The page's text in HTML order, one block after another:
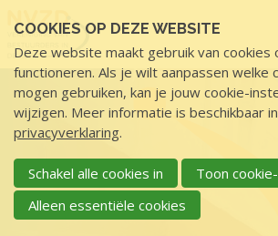
links
over
S
p
r
n
g
n
COOKIES OP DEZE WEBSITE
Deze website maakt gebruik van cookies
functioneren. Als je wilt aanpassen welke
mogen gebruiken, kan je jouw cookie-
wijzigen. Meer informatie is beschikbaar
privacyverklaring.
Schakel alle cookies in
Toon
Alleen essentiële cookies